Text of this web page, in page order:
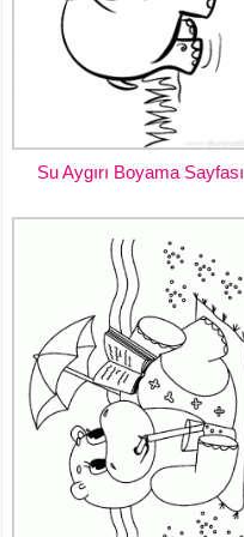
Su Aygırı Boyama Sayfası